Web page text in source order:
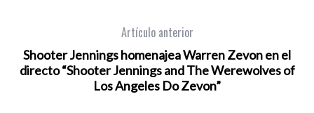
Artículo anterior
Shooter Jennings homenajea Warren Zevon en el
directo “Shooter Jennings and The Werewolves of
Los Angeles Do Zevon”